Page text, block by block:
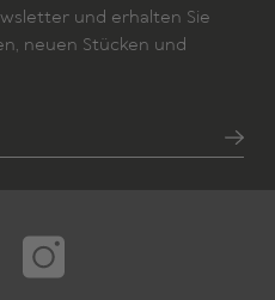
und erhalten Sie
neuen Stücken und